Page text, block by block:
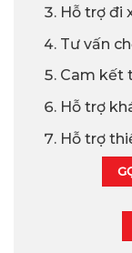
Hỗ trợ đi
Tư vấn
Cam kết
Hỗ trợ
Hỗ trợ